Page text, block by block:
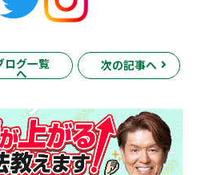
ログ一覧
へ
次の記事へ